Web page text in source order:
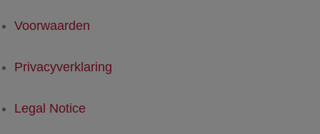
Voorwaarden
Privacyverklaring
Legal Notice